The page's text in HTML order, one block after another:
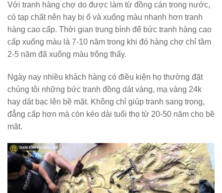
Với tranh hàng chợ do được làm từ đồng cán trong nước,
có tạp chất nên hay bị ố và xuống màu nhanh hơn tranh
hàng cao cấp. Thời gian trung bình để bức tranh hàng cao
cấp xuống màu là 7-10 năm trong khi đó hàng chợ chỉ tầm
2-5 năm đã xuống màu trông thấy.
Ngày nay nhiều khách hàng có điều kiện họ thường đặt
chúng tôi những bức tranh đồng dát vàng, mạ vàng 24k
hay dát bạc lên bề mặt. Không chỉ giúp tranh sang trọng,
đẳng cấp hơn mà còn kéo dài tuổi thọ từ 20-50 năm cho bề
mặt.